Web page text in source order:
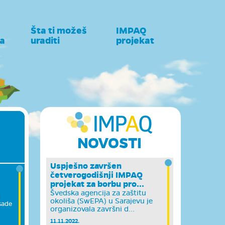
Šta ti možeš
uraditi
IMPAQ
projekat
NOVOSTI
Uspješno završen
četverogodišnji IMPAQ
projekat za borbu pro...
Švedska agencija za zaštitu
okoliša (SwEPA) u Sarajevu je
organizovala završni d...
11.11.2022.